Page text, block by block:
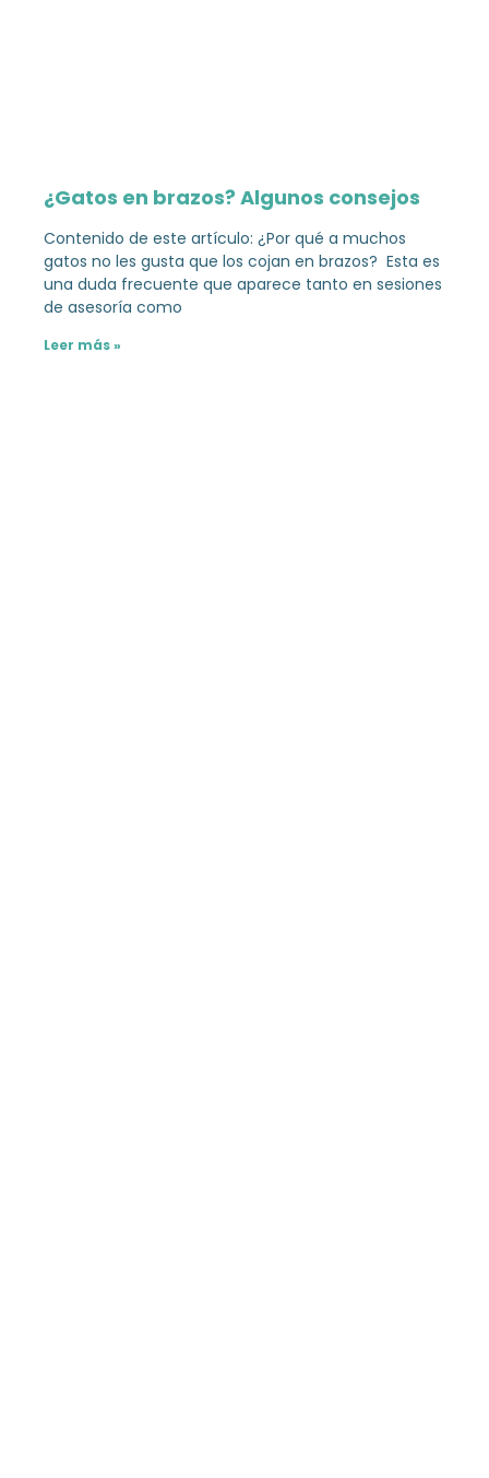
¿Gatos en brazos? Algunos consejos
Contenido de este artículo: ¿Por qué a muchos
gatos no les gusta que los cojan en brazos? Esta es
una duda frecuente que aparece tanto en sesiones
de asesoría como
Leer más »